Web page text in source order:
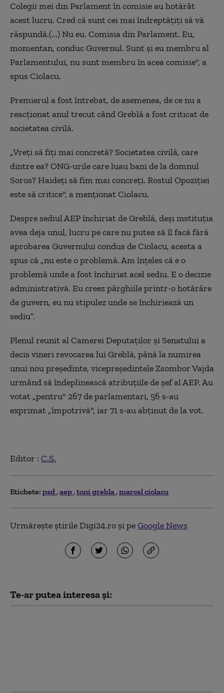
Colegii mei din Parlament în comisie au hotărât
acest lucru. Cred că sunt cei mai îndreptăţiţi să vă
răspundă.(...) Nu eu. Comisia din Parlament. Eu,
momentan, conduc Guvernul. Sunt şi eu membru al
Parlamentului, nu sunt membru în acea comisie", a
spus Ciolacu.
Premierul a fost întrebat, de asemenea, de ce nu a
reacţionat anul trecut când Greblă a fost criticat de
societatea civilă.
„Vreţi să fiţi mai concretă? Societatea civilă, care
dintre ea? ONG-urile care luau bani de la domnul
Soros? Haideţi să fim mai concreţi. Rostul Opoziţiei
este să critice", a menţionat Ciolacu.
Despre sediul AEP închiriat de Greblă, deși instituția
avea deja unul, lucru pe care nu putea să îl facă fără
aprobarea Guvernului condus de Ciolacu, acesta a
spus că „nu este o problemă. Am înțeles că e o
problemă unde a fost închiriat acel sediu. E o decizie
administrativă. Eu creez pârghiile printr-o hotărâre
de guvern, eu nu stipulez unde se închiriează un
sediu”.
Plenul reunit al Camerei Deputaţilor şi Senatului a
decis vineri revocarea lui Greblă, până la numirea
unui nou preşedinte, vicepreşedintele Zsombor Vajda
urmând să îndeplinească atribuţiile de şef al AEP. Au
votat „pentru" 267 de parlamentari, 56 s-au
exprimat „împotrivă", iar 71 s-au abţinut de la vot.
Editor : C.S.
Etichete: psd aep toni grebla marcel ciolacu
Urmărește știrile Digi24.ro și peGoogle News
Te-ar putea interesa și: